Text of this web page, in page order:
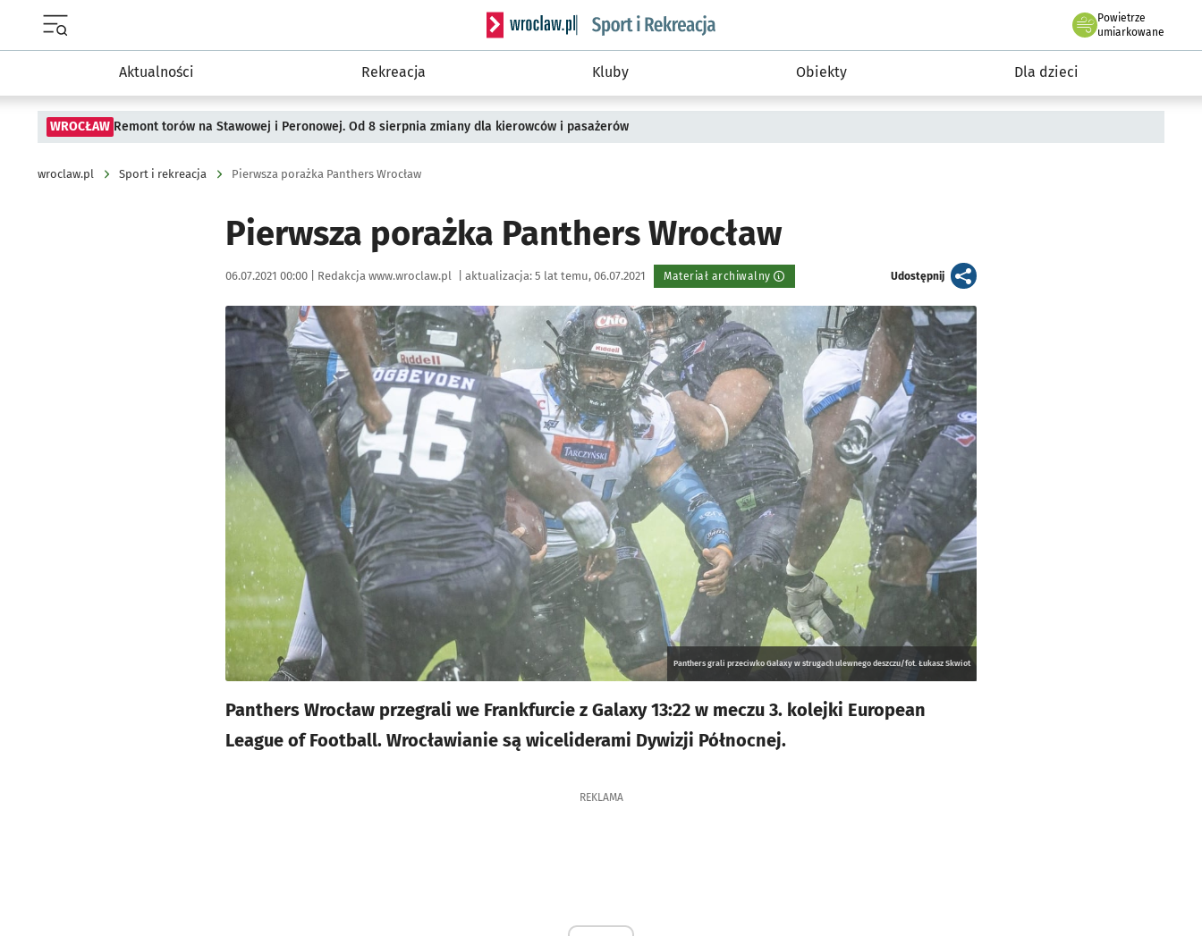
Serwis informacyjny wroclaw.pl podserwis: Sport i rekreacja
Powietrze
we Wrocławiu
umiarkowane
Aktualności Rekreacja Kluby Obiekty Dla dzieci
WROCŁAW Remont torów na Stawowej i Peronowej. Od 8 sierpnia zmiany dla kierowców i pasażerów
wroclaw.pl Sport i rekreacja Pierwsza porażka Panthers Wrocław
Pierwsza porażka Panthers Wrocław
Data publikacji:
06.07.2021 00:00 | Autor:
Redakcja www.wroclaw.pl aktualizacja: 5 lat temu, 06.07.2021 Materiał archiwalny Udostępnijartykuł
Kliknij, aby powiększyć
Panthers grali przeciwko Galaxy w strugach ulewnego deszczu/fot. Łukasz Skwiot
Panthers Wrocław przegrali we Frankfurcie z Galaxy 13:22 w meczu 3. kolejki European
League of Football. Wrocławianie są wiceliderami Dywizji Północnej.
REKLAMA